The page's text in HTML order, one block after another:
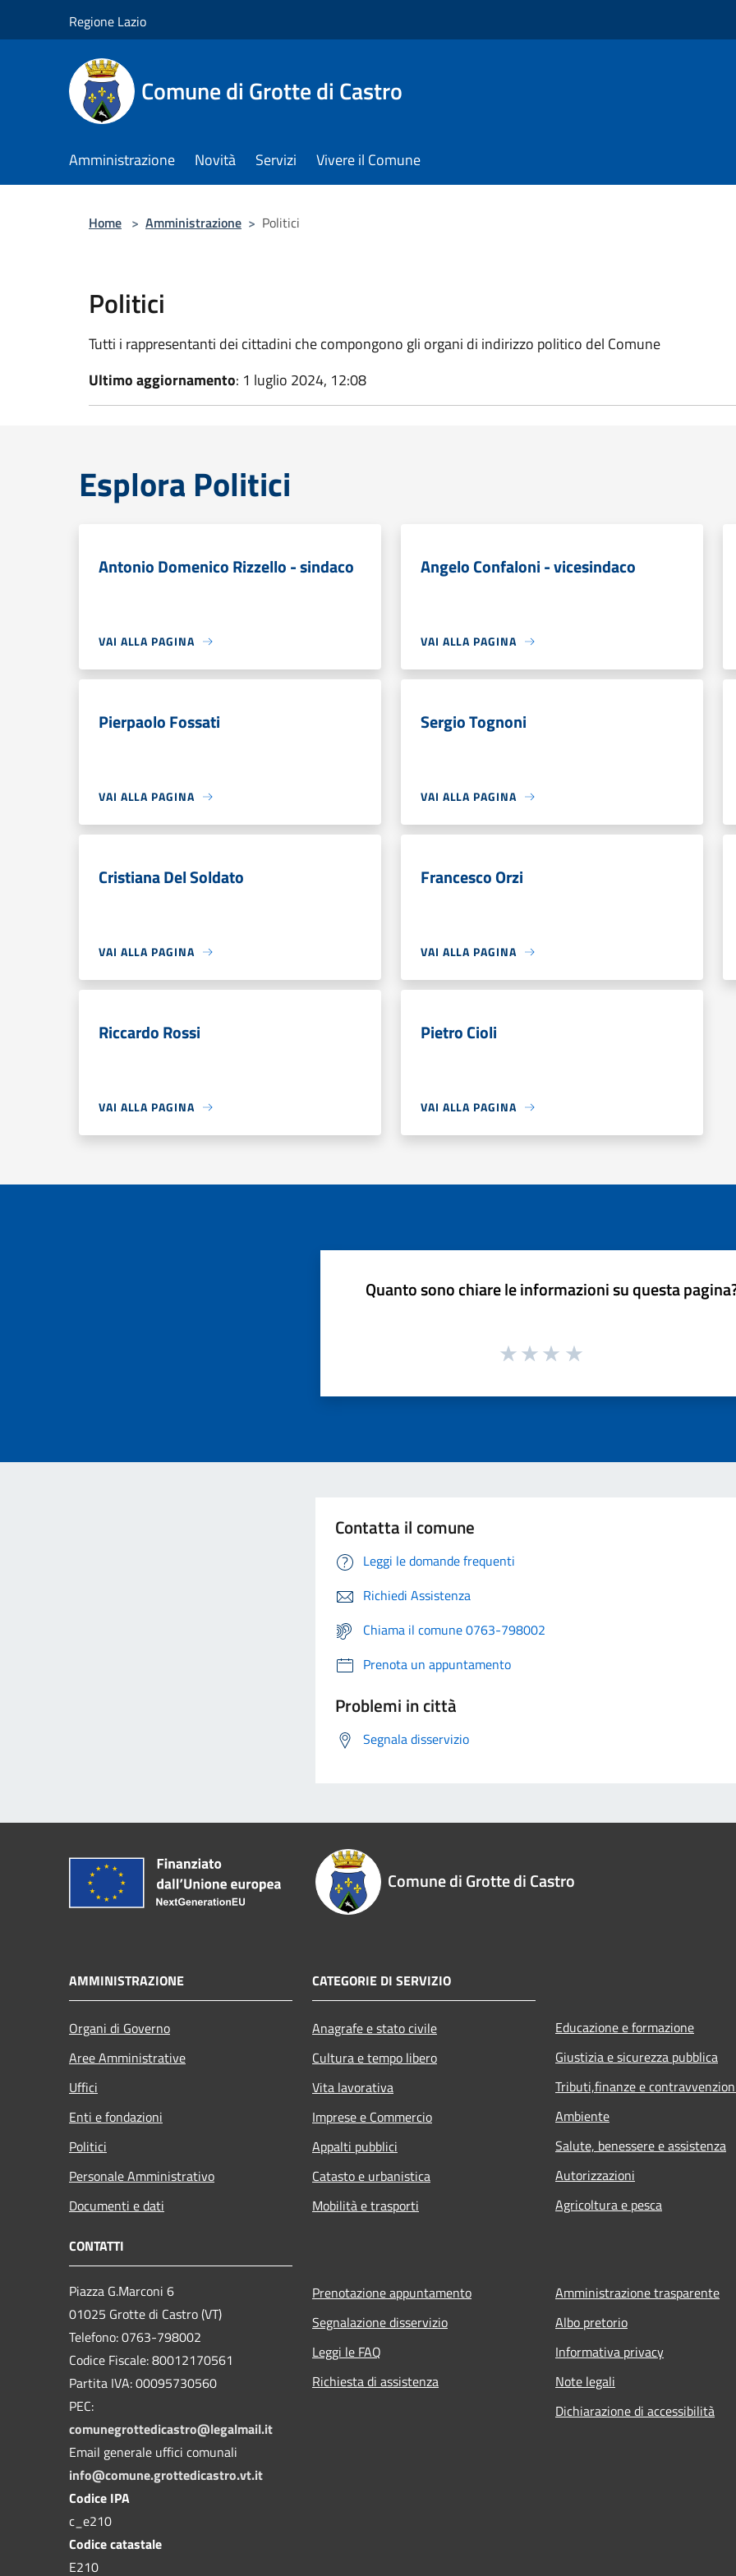
Regione Lazio
Comune di Grotte di Castro
Amministrazione Novità Servizi Vivere il Comune
Home > Amministrazione > Politici
Politici
Tutti i rappresentanti dei cittadini che compongono gli organi di indirizzo politico del Comune
Ultimo aggiornamento: 1 luglio 2024, 12:08
Esplora Politici
Antonio Domenico Rizzello - sindaco
VAI ALLA PAGINA
Angelo Confaloni - vicesindaco
VAI ALLA PAGINA
Pierpaolo Fossati
VAI ALLA PAGINA
Sergio Tognoni
VAI ALLA PAGINA
Cristiana Del Soldato
VAI ALLA PAGINA
Francesco Orzi
VAI ALLA PAGINA
Riccardo Rossi
VAI ALLA PAGINA
Pietro Cioli
VAI ALLA PAGINA
Quanto sono chiare le informazioni su questa
Contatta il comune
Leggi le domande frequenti
Richiedi Assistenza
Chiama il comune 0763-798002
Prenota un appuntamento
Problemi in città
Segnala disservizio
Comune di Grotte di Castro
AMMINISTRAZIONE
Organi di Governo
Aree Amministrative
Uffici
Enti e fondazioni
Politici
Personale Amministrativo
Documenti e dati
CATEGORIE DI SERVIZIO
Anagrafe e stato civile
Cultura e tempo libero
Vita lavorativa
Imprese e Commercio
Appalti pubblici
Catasto e urbanistica
Mobilità e trasporti
Educazione e formazione
Giustizia e sicurezza pubblica
Tributi,finanze e
Ambiente
Salute, benessere e assistenza
Autorizzazioni
Agricoltura e pesca
CONTATTI
Piazza G.Marconi 6
01025 Grotte di Castro (VT)
Telefono: 0763-798002
Codice Fiscale: 80012170561
Partita IVA: 00095730560
PEC:
comunegrottedicastro@legalmail.it
Email generale uffici comunali
info@comune.grottedicastro.vt.it
Codice IPA
c_e210
Codice catastale
E210
Prenotazione appuntamento
Segnalazione disservizio
Leggi le FAQ
Richiesta di assistenza
Amministrazione trasparente
Albo pretorio
Informativa privacy
Note legali
Dichiarazione di accessibilità